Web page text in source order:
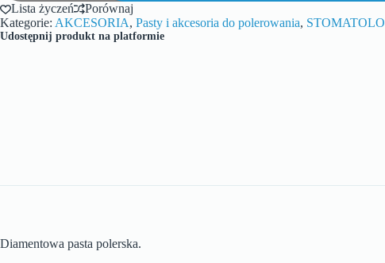
Lista życzeń
Porównaj
Kategorie: AKCESORIA, Pasty i akcesoria do polerowania,
Udostępnij produkt na platformie
Diamentowa pasta polerska.